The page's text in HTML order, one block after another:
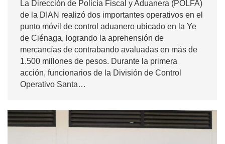
La Dirección de Policía Fiscal y Aduanera (POLFA)
de la DIAN realizó dos importantes operativos en el
punto móvil de control aduanero ubicado en la Ye
de Ciénaga, logrando la aprehensión de
mercancías de contrabando avaluadas en más de
1.500 millones de pesos. Durante la primera
acción, funcionarios de la División de Control
Operativo Santa…